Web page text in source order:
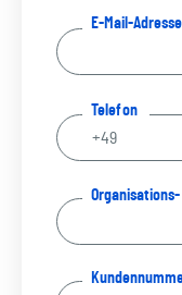
E-Mail-
Telefon